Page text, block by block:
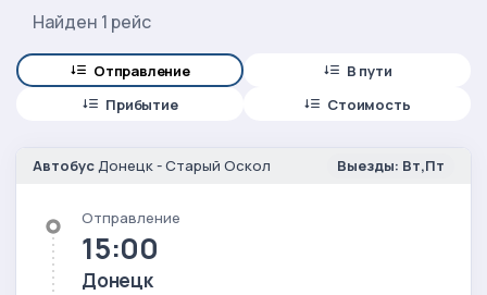
Найден 1 рейс
Отправление
В пути
Прибытие
Стоимость
АвтобусДонецк - Старый Оскол Выезды: Вт,Пт
Отправление
15:00
Донецк